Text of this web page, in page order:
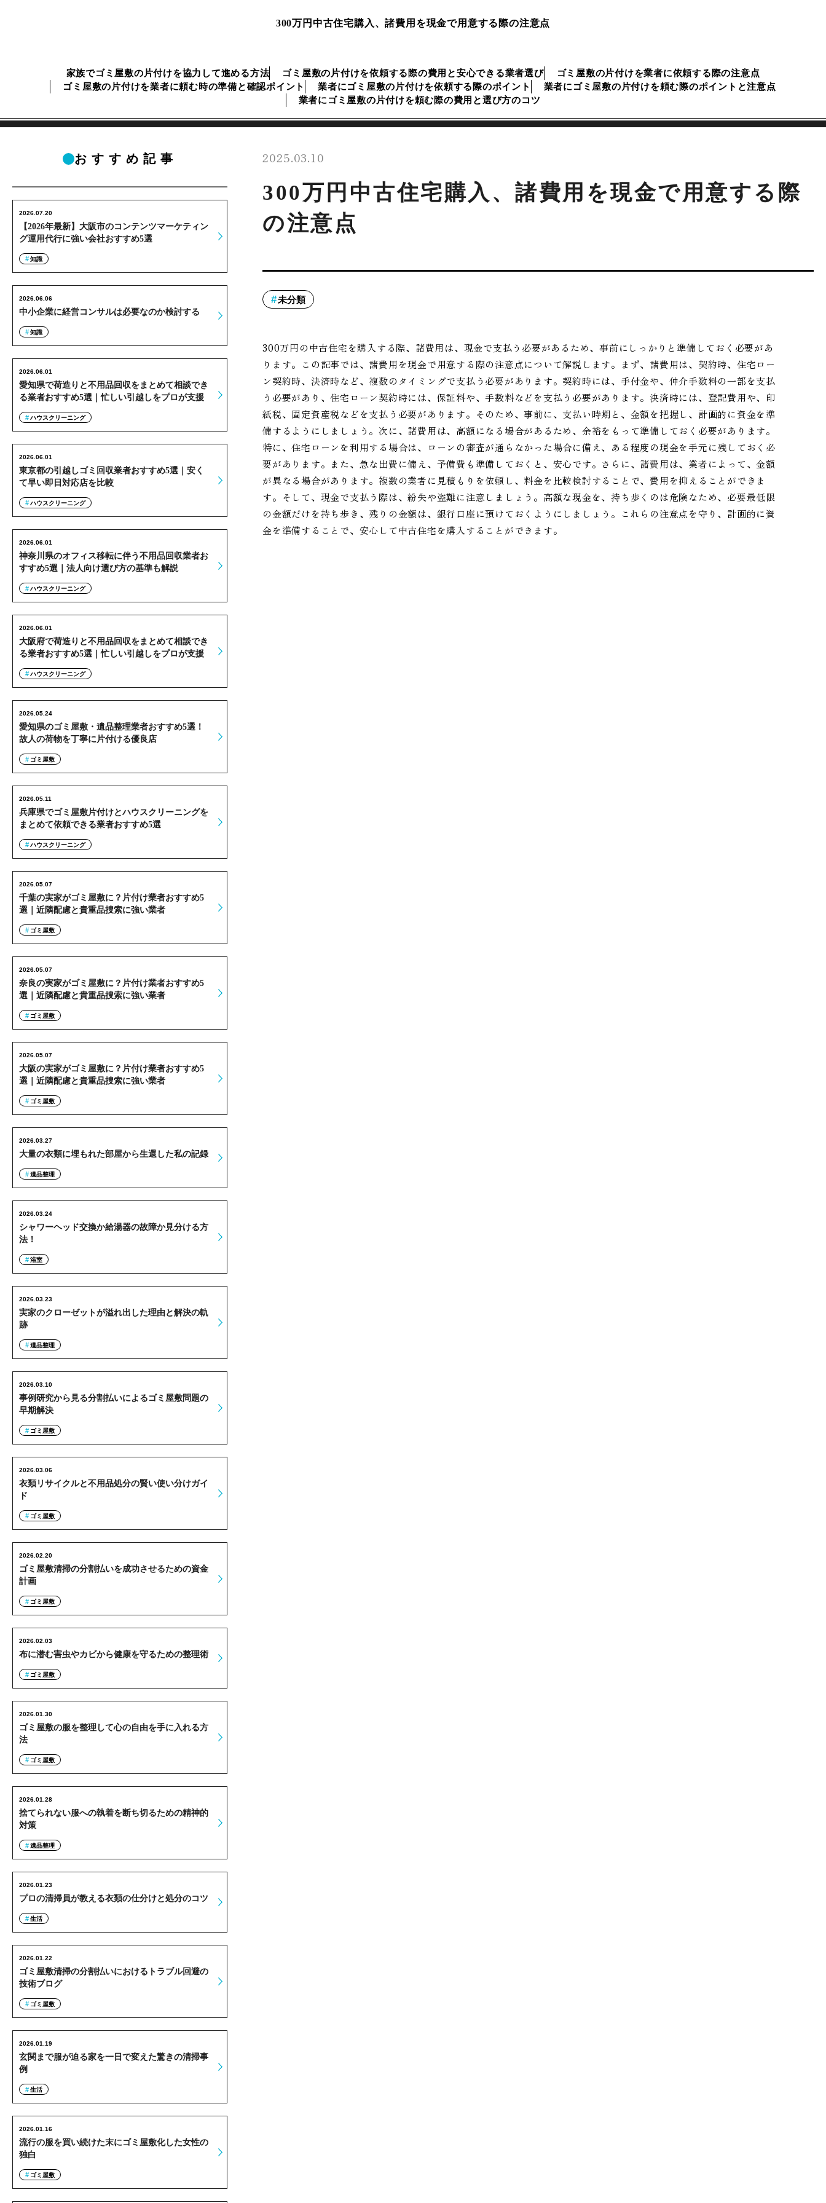
300万円中古住宅購入、諸費用を現金で用意する際の注意点
家族でゴミ屋敷の片付けを協力して進める方法 ゴミ屋敷の片付けを依頼する際の費用と安心できる業者選び
ゴミ屋敷の片付けを業者に依頼する際の注意点
ゴミ屋敷の片付けを業者に頼む時の準備と確認ポイント
業者にゴミ屋敷の片付けを依頼する際のポイント
業者にゴミ屋敷の片付けを頼む際のポイントと注意点
業者にゴミ屋敷の片付けを頼む際の費用と選び方のコツ
2025.03.10
300万円中古住宅購入、諸費用を現金で用意する際
の注意点
未分類
300万円の中古住宅を購入する際、諸費用は、現金で支払う必要があるため、事前にしっかりと準備しておく必要があ
ります。この記事では、諸費用を現金で用意する際の注意点について解説します。まず、諸費用は、契約時、住宅ロー
ン契約時、決済時など、複数のタイミングで支払う必要があります。契約時には、手付金や、仲介手数料の一部を支払
う必要があり、住宅ローン契約時には、保証料や、手数料などを支払う必要があります。決済時には、登記費用や、印
紙税、固定資産税などを支払う必要があります。そのため、事前に、支払い時期と、金額を把握し、計画的に資金を準
備するようにしましょう。次に、諸費用は、高額になる場合があるため、余裕をもって準備しておく必要があります。
特に、住宅ローンを利用する場合は、ローンの審査が通らなかった場合に備え、ある程度の現金を手元に残しておく必
要があります。また、急な出費に備え、予備費も準備しておくと、安心です。さらに、諸費用は、業者によって、金額
が異なる場合があります。複数の業者に見積もりを依頼し、料金を比較検討することで、費用を抑えることができま
す。そして、現金で支払う際は、紛失や盗難に注意しましょう。高額な現金を、持ち歩くのは危険なため、必要最低限
の金額だけを持ち歩き、残りの金額は、銀行口座に預けておくようにしましょう。これらの注意点を守り、計画的に資
金を準備することで、安心して中古住宅を購入することができます。
おすすめ記事
【2026年最新】大阪市のコンテンツマーケティン
グ運用代行に強い会社おすすめ5選
2026.07.20
知識
中小企業に経営コンサルは必要なのか検討する
2026.06.06
知識
愛知県で荷造りと不用品回収をまとめて相談でき
る業者おすすめ5選｜忙しい引越しをプロが支援
2026.06.01
ハウスクリーニング
東京都の引越しゴミ回収業者おすすめ5選｜安く
て早い即日対応店を比較
2026.06.01
ハウスクリーニング
神奈川県のオフィス移転に伴う不用品回収業者お
すすめ5選｜法人向け選び方の基準も解説
2026.06.01
ハウスクリーニング
大阪府で荷造りと不用品回収をまとめて相談でき
る業者おすすめ5選｜忙しい引越しをプロが支援
2026.06.01
ハウスクリーニング
愛知県のゴミ屋敷・遺品整理業者おすすめ5選！
故人の荷物を丁寧に片付ける優良店
2026.05.24
ゴミ屋敷
兵庫県でゴミ屋敷片付けとハウスクリーニングを
まとめて依頼できる業者おすすめ5選
2026.05.11
ハウスクリーニング
千葉の実家がゴミ屋敷に？片付け業者おすすめ5
選｜近隣配慮と貴重品捜索に強い業者
2026.05.07
ゴミ屋敷
奈良の実家がゴミ屋敷に？片付け業者おすすめ5
選｜近隣配慮と貴重品捜索に強い業者
2026.05.07
ゴミ屋敷
大阪の実家がゴミ屋敷に？片付け業者おすすめ5
選｜近隣配慮と貴重品捜索に強い業者
2026.05.07
ゴミ屋敷
大量の衣類に埋もれた部屋から生還した私の記録
2026.03.27
遺品整理
シャワーヘッド交換か給湯器の故障か見分ける方
法！
2026.03.24
浴室
実家のクローゼットが溢れ出した理由と解決の軌
跡
2026.03.23
遺品整理
事例研究から見る分割払いによるゴミ屋敷問題の
早期解決
2026.03.10
ゴミ屋敷
衣類リサイクルと不用品処分の賢い使い分けガイ
ド
2026.03.06
ゴミ屋敷
ゴミ屋敷清掃の分割払いを成功させるための資金
計画
2026.02.20
ゴミ屋敷
布に潜む害虫やカビから健康を守るための整理術
2026.02.03
ゴミ屋敷
ゴミ屋敷の服を整理して心の自由を手に入れる方
法
2026.01.30
ゴミ屋敷
捨てられない服への執着を断ち切るための精神的
対策
2026.01.28
遺品整理
プロの清掃員が教える衣類の仕分けと処分のコツ
2026.01.23
生活
ゴミ屋敷清掃の分割払いにおけるトラブル回避の
技術ブログ
2026.01.22
ゴミ屋敷
玄関まで服が迫る家を一日で変えた驚きの清掃事
例
2026.01.19
生活
流行の服を買い続けた末にゴミ屋敷化した女性の
独白
2026.01.16
ゴミ屋敷